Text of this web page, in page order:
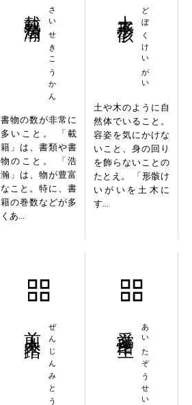
さいせきこうかん
書物の数が非常に
多いこと。 「載
籍」は、書類や書
物のこと。 「浩
瀚」は、物が豊富
なこと。特に、書
籍の巻数などが多
くあ...
どぼくけいがい
土や木のように自
然体でいること。
容姿を気にかけな
いこと、身の回り
を飾らないことの
たとえ。 「形骸け
いがいを土木に
す...
ぜんじんみとう あいたぞうせい